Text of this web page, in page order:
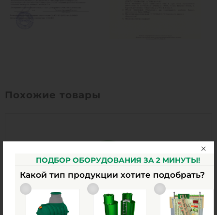
Похожие товары
ПОДБОР ОБОРУДОВАНИЯ ЗА 2 МИНУТЫ!
Какой тип продукции хотите подобрать?